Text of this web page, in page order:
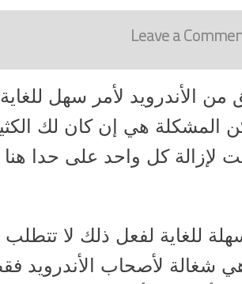
Leave a
من الأندرويد لأمر سهل
المشكلة هي إن كان لك
لإزالة كل واحد على حدا هنا
للغاية لفعل ذلك لا
شغالة لأصحاب الأندرويد